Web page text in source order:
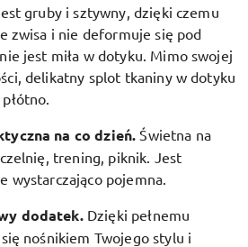
gruby i sztywny, dzięki czemu
zwisa i nie deformuje się pod
jest miła w dotyku. Mimo swojej
delikatny splot tkaniny w dotyku
na co dzień. Świetna na
trening, piknik. Jest
wystarczająco pojemna.
dodatek. Dzięki pełnemu
nośnikiem Twojego stylu i